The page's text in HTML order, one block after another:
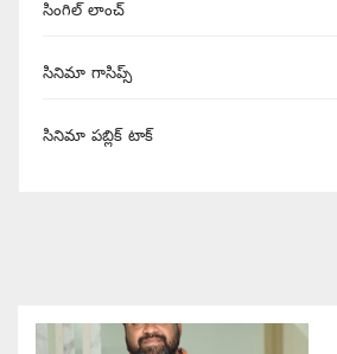
సింగిల్ లాంచ్
సినిమా గాసిప్స్
సినిమా పబ్లిక్ టాక్